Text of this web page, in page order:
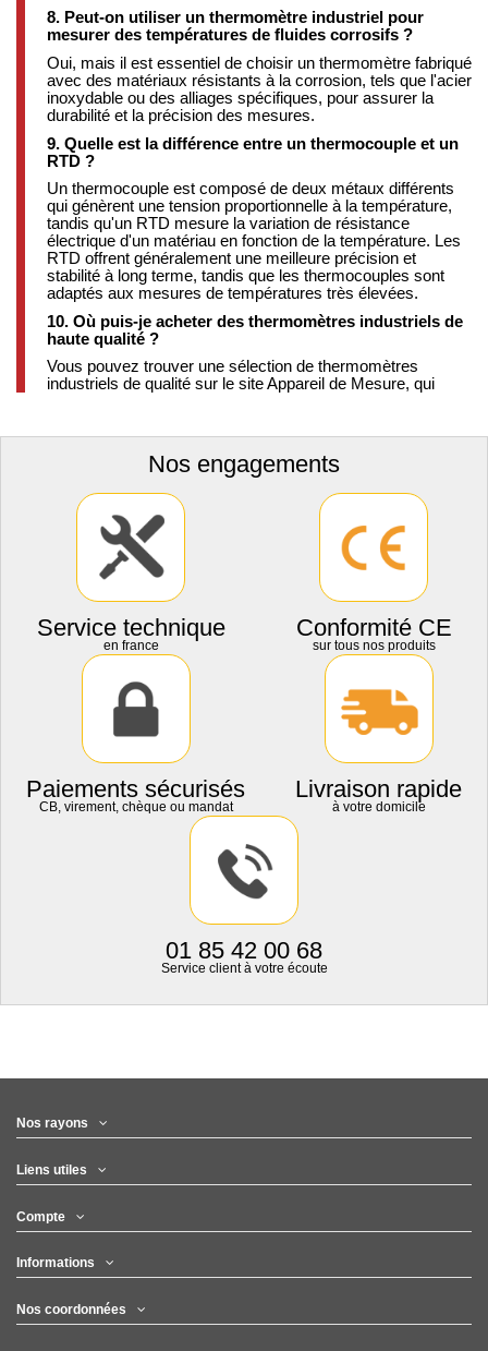
8. Peut-on utiliser un thermomètre industriel pour
mesurer des températures de fluides corrosifs ?
Oui, mais il est essentiel de choisir un thermomètre fabriqué
avec des matériaux résistants à la corrosion, tels que l'acier
inoxydable ou des alliages spécifiques, pour assurer la
durabilité et la précision des mesures.
9. Quelle est la différence entre un thermocouple et un
RTD ?
Un thermocouple est composé de deux métaux différents
qui génèrent une tension proportionnelle à la température,
tandis qu'un RTD mesure la variation de résistance
électrique d'un matériau en fonction de la température. Les
RTD offrent généralement une meilleure précision et
stabilité à long terme, tandis que les thermocouples sont
adaptés aux mesures de températures très élevées.
10. Où puis-je acheter des thermomètres industriels de
haute qualité ?
Vous pouvez trouver une sélection de thermomètres
industriels de qualité sur le site Appareil de Mesure, qui
Nos engagements
Service technique
en france
Conformité CE
sur tous nos produits
Paiements sécurisés
CB, virement, chèque ou mandat
Livraison rapide
à votre domicile
01 85 42 00 68
Service client à votre écoute
Nos rayons
Liens utiles
Compte
Informations
Nos coordonnées